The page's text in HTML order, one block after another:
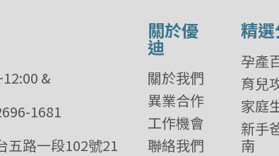
&
1681
五路一段102號21
關於優
迪
關於我們
異業合作
工作機會
聯絡我們
精
孕產
育兒
家庭
新手
南